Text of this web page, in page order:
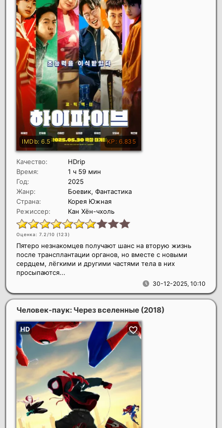
Качество:
HDrip
Время:
1 ч 59 мин
Год:
2025
Жанр:
Боевик, Фантастика
Страна:
Корея Южная
Режиссер:
Кан Хён-чхоль
Оценка: 7.2/10 (123)
30-12-2025, 10:10
Пятеро незнакомцев получают шанс на вторую жизнь
после трансплантации органов, но вместе с новыми
сердцем, лёгкими и другими частями тела в них
просыпаются...
Человек-паук: Через вселенные (2018)